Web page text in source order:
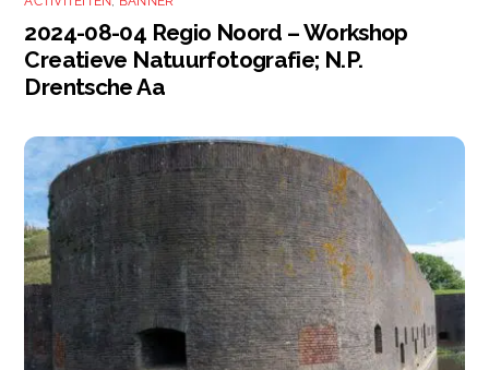
2024-08-04 Regio Noord – Workshop
Creatieve Natuurfotografie; N.P.
Drentsche Aa